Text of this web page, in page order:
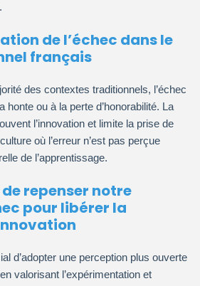
de l’échec dans le
français
des contextes traditionnels, l’échec
honte ou à la perte d’honorabilité. La
l’innovation et limite la prise de
où l’erreur n’est pas perçue
de l’apprentissage.
repenser notre
pour libérer la
d’adopter une perception plus ouverte
valorisant l’expérimentation et